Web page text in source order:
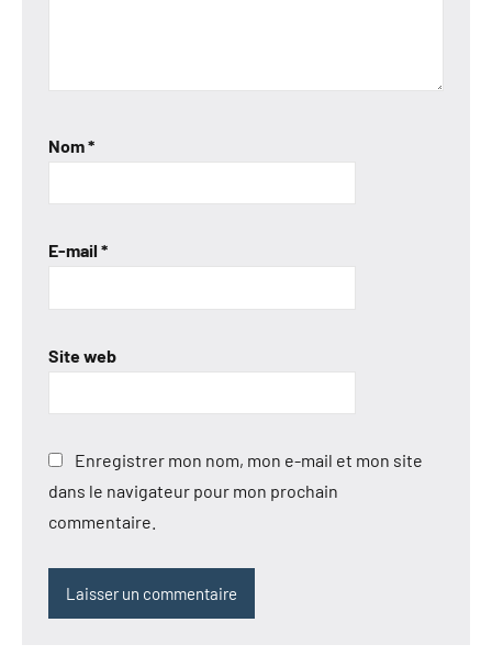
Nom*
E-mail *
Site web
Enregistrer mon nom, mon e-mail et mon site
dans le navigateur pour mon prochain
commentaire.